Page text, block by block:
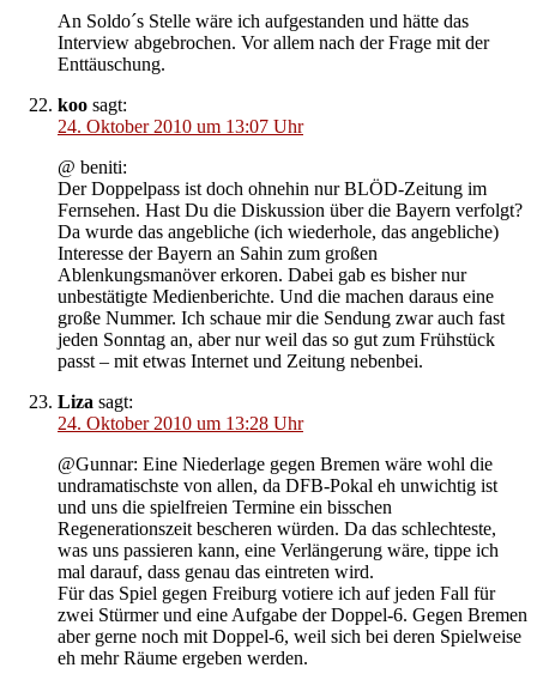
An Soldo´s Stelle wäre ich aufgestanden und hätte das
Interview abgebrochen. Vor allem nach der Frage mit der
Enttäuschung.
koo sagt:
24. Oktober 2010 um 13:07 Uhr
@ beniti:
Der Doppelpass ist doch ohnehin nur BLÖD-Zeitung im
Fernsehen. Hast Du die Diskussion über die Bayern verfolgt?
Da wurde das angebliche (ich wiederhole, das angebliche)
Interesse der Bayern an Sahin zum großen
Ablenkungsmanöver erkoren. Dabei gab es bisher nur
unbestätigte Medienberichte. Und die machen daraus eine
große Nummer. Ich schaue mir die Sendung zwar auch fast
jeden Sonntag an, aber nur weil das so gut zum Frühstück
passt – mit etwas Internet und Zeitung nebenbei.
Liza sagt:
24. Oktober 2010 um 13:28 Uhr
@Gunnar: Eine Niederlage gegen Bremen wäre wohl die
undramatischste von allen, da DFB-Pokal eh unwichtig ist
und uns die spielfreien Termine ein bisschen
Regenerationszeit bescheren würden. Da das schlechteste,
was uns passieren kann, eine Verlängerung wäre, tippe ich
mal darauf, dass genau das eintreten wird.
Für das Spiel gegen Freiburg votiere ich auf jeden Fall für
zwei Stürmer und eine Aufgabe der Doppel-6. Gegen Bremen
aber gerne noch mit Doppel-6, weil sich bei deren Spielweise
eh mehr Räume ergeben werden.